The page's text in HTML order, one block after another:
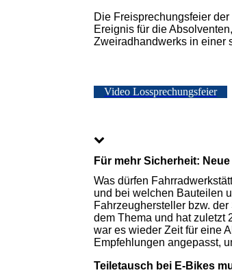
Die Freisprechungsfeier
Ereignis für die
Zweiradhandwerks in einer
Video Lossprechungsfeier
Für mehr Sicherheit:
Was dürfen
und bei welchen Bauteilen
Fahrzeughersteller bzw.
dem Thema und hat zuletzt
war es wieder Zeit für eine
Empfehlungen angepasst,
Teiletausch bei E-Bikes